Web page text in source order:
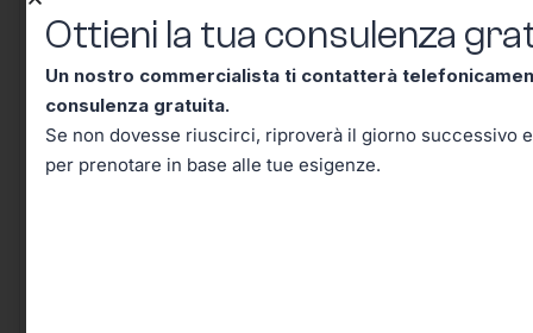
gomma, incluse
piscine per bambini,
barche gonfiabili
gonfiabili in
gomma, palloni,
Ottieni la tua consulenza
Un nostro commercialista ti contatterà
consulenza gratuita.
Se non dovesse riuscirci, riproverà il giorno successivo
per prenotare in base alle tue esigenze.